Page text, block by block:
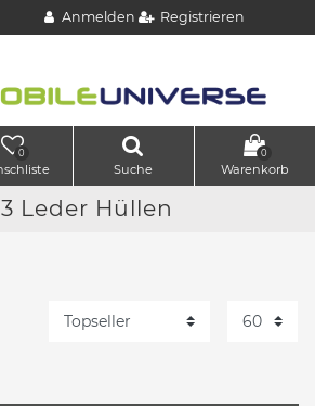
Anmelden Registrieren
0
Suche
0
Warenkorb
Leder Hüllen